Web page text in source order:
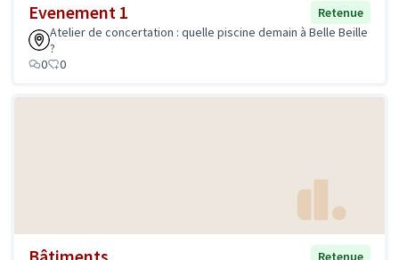
Evenement 1
Retenue
Atelier de concertation : quelle piscine demain à Belle Beille
?
0
0
Retenue